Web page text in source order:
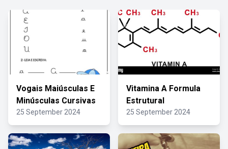
Vogais Maiúsculas E
Minúsculas Cursivas
25 September 2024
Vitamina A Formula
Estrutural
25 September 2024